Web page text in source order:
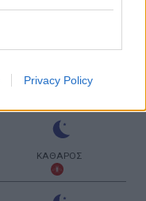
Privacy Policy
ΚΑΘΑΡΟΣ